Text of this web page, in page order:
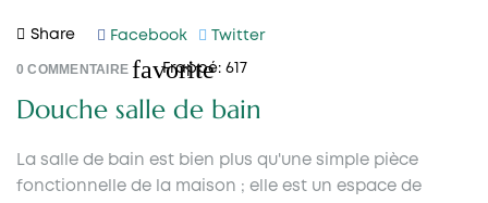
Share Facebook Twitter
0COMMENTAIRE favorite
Frappé: 617
Douche salle de bain
La salle de bain est bien plus qu'une simple pièce
fonctionnelle de la maison ; elle est un espace de